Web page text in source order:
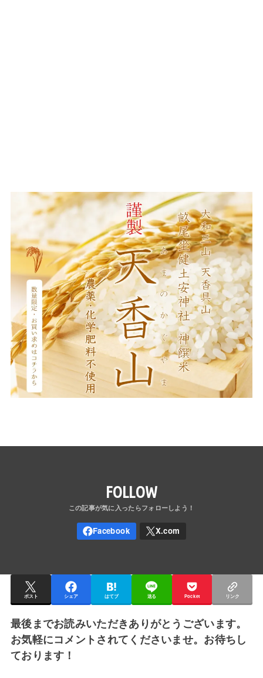
FOLLOW
ポスト シェア はてブ 送る Pocket リンク
最後までお読みいただきありがとうございます。
お気軽にコメントされてくださいませ。お待ちし
ております！